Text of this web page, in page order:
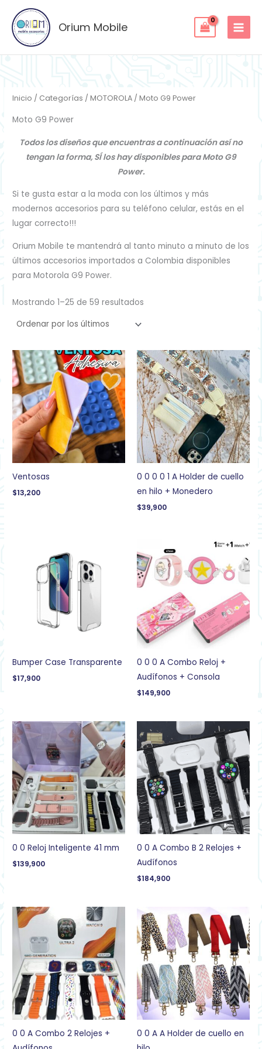
contenido
Orium Mobile
Inicio / Categorías /MOTOROLA / Moto G9 Power
Moto G9 Power
Todos los diseños que encuentras a continuación así no
tengan la forma, SÍ los hay disponibles para Moto G9
Power.
Si te gusta estar a la moda con los últimos y más
modernos accesorios para su teléfono celular, estás en el
lugar correcto!!!
Orium Mobile te mantendrá al tanto minuto a minuto de los
últimos accesorios importados a Colombia disponibles
para Motorola G9 Power.
Mostrando 1–25 de 59 resultados
Ventosas
$13,200
0 0 0 0 1 A Holder de cuello
en hilo + Monedero
$39,900
Bumper Case Transparente
$17,900
0 0 0 A Combo Reloj +
Audífonos + Consola
$149,900
0 0 Reloj Inteligente 41 mm
$139,900
0 0 A Combo B 2 Relojes +
Audífonos
$184,900
0 0 A Combo 2 Relojes +
0 0 A A Holder de cuello en